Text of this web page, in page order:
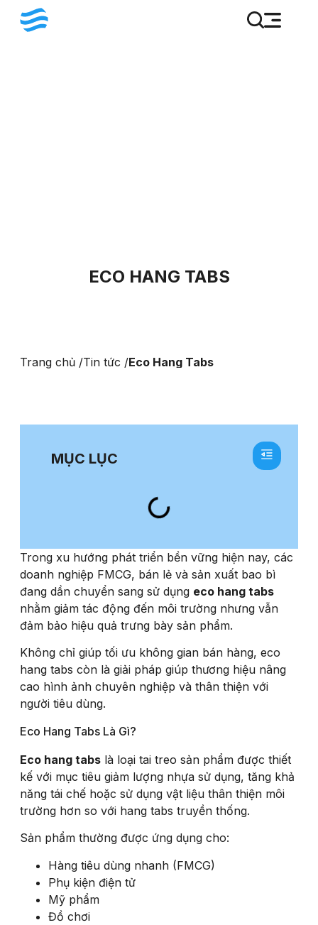
ECO HANG TABS
Trang chủ /Tin tức /Eco Hang Tabs
MỤC LỤC
Trong xu hướng phát triển bền vững hiện nay, các
doanh nghiệp FMCG, bán lẻ và sản xuất bao bì
đang dần chuyển sang sử dụng eco hang tabs
nhằm giảm tác động đến môi trường nhưng vẫn
đảm bảo hiệu quả trưng bày sản phẩm.
Không chỉ giúp tối ưu không gian bán hàng, eco
hang tabs còn là giải pháp giúp thương hiệu nâng
cao hình ảnh chuyên nghiệp và thân thiện với
người tiêu dùng.
Eco Hang Tabs Là Gì?
Eco hang tabs là loại tai treo sản phẩm được thiết
kế với mục tiêu giảm lượng nhựa sử dụng, tăng khả
năng tái chế hoặc sử dụng vật liệu thân thiện môi
trường hơn so với hang tabs truyền thống.
Sản phẩm thường được ứng dụng cho:
Hàng tiêu dùng nhanh (FMCG)
Phụ kiện điện tử
Mỹ phẩm
Đồ chơi